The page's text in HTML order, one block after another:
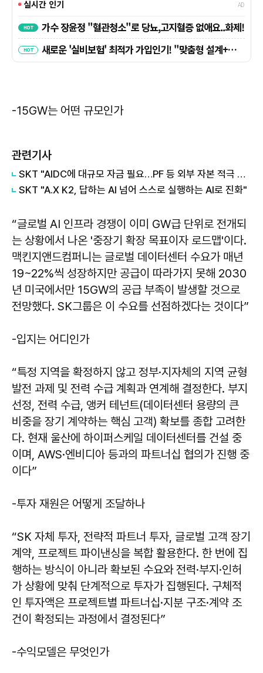
-15GW는 어떤 규모인가
관련기사
SKT "AIDC에 대규모 자금 필요…PF 등 외부 자본 적극 활용"
SKT "A.X K2, 답하는 AI 넘어 스스로 실행하는 AI로 진화"
“글로벌 AI 인프라 경쟁이 이미 GW급 단위로 전개되
는 상황에서 나온 '중장기 확장 목표이자 로드맵'이다.
맥킨지앤드컴퍼니는 글로벌 데이터센터 수요가 매년
19~22%씩 성장하지만 공급이 따라가지 못해 2030
년 미국에서만 15GW의 공급 부족이 발생할 것으로
전망했다. SK그룹은 이 수요를 선점하겠다는 것이다”
-입지는 어디인가
“특정 지역을 확정하지 않고 정부·지자체의 지역 균형
발전 과제 및 전력 수급 계획과 연계해 결정한다. 부지
선정, 전력 수급, 앵커 테넌트(데이터센터 용량의 큰
비중을 장기 계약하는 핵심 고객) 확보를 종합 고려한
다. 현재 울산에 하이퍼스케일 데이터센터를 건설 중
이며, AWS·엔비디아 등과의 파트너십 협의가 진행 중
이다”
-투자 재원은 어떻게 조달하나
“SK 자체 투자, 전략적 파트너 투자, 글로벌 고객 장기
계약, 프로젝트 파이낸싱을 복합 활용한다. 한 번에 집
행하는 방식이 아니라 확보된 수요와 전력·부지·인허
가 상황에 맞춰 단계적으로 투자가 집행된다. 구체적
인 투자액은 프로젝트별 파트너십·지분 구조·계약 조
건이 확정되는 과정에서 결정된다”
-수익모델은 무엇인가